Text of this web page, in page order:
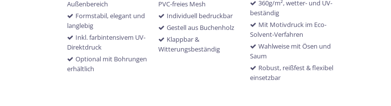
Außenbereich
Formstabil, elegant und
langlebig
Inkl. farbintensivem UV-
Direktdruck
Optional mit Bohrungen
erhältlich
PVC-freies Mesh
Individuell bedruckbar
Gestell aus Buchenholz
Klappbar &
Witterungsbeständig
360g/m², wetter- und UV-
beständig
Mit Motivdruck im Eco-
Solvent-Verfahren
Wahlweise mit Ösen und
Saum
Robust, reißfest & flexibel
einsetzbar